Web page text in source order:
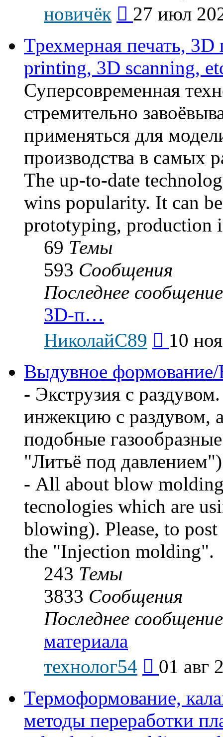
новичёк
последнему
27 июл
Трехмерная печать,
printing, 3D scanning,
Суперсовременная
стремительно
применяться для
производства в самых
The up-to-date
wins popularity. It can
prototyping, production
69 Темы
593 Сообщения
Последнее сообщение
3D-п…
НиколайС89
последнему
10
Выдувное
- Экструзия с
инжекцию с раздувом,
подобные
"Литьё под
- All about blow
tecnologies which are
blowing). Please, to
the "Injection molding".
243 Темы
3833 Сообщения
Последнее сообщение
материала
технолог54
последнему
01 авг
Термоформование,
методы переработки